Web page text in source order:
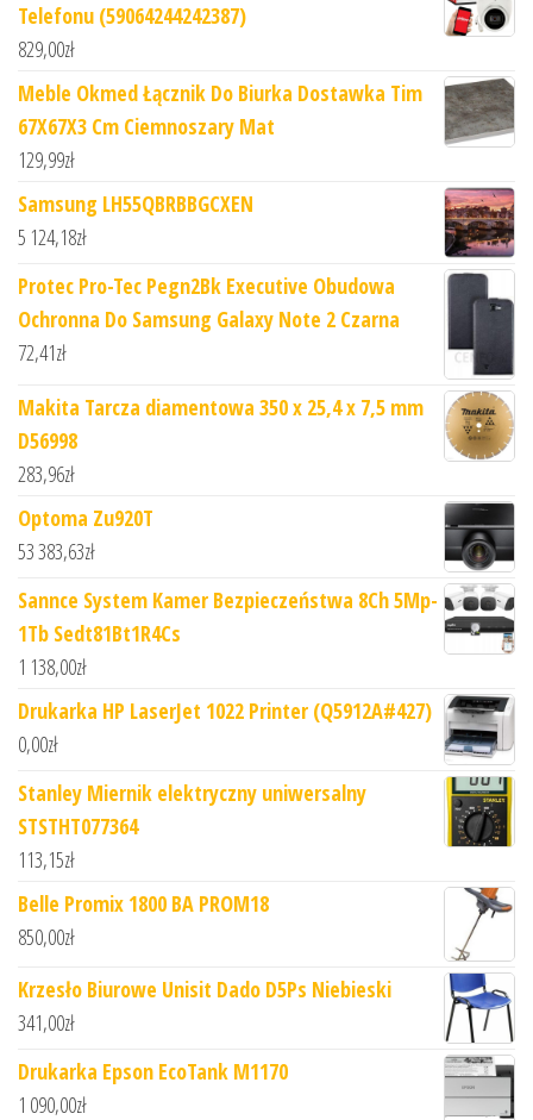
Telefonu (59064244242387)
829,00zł
Meble Okmed Łącznik Do Biurka Dostawka Tim
67X67X3 Cm Ciemnoszary Mat
129,99zł
Samsung LH55QBRBBGCXEN
5 124,18zł
Protec Pro-Tec Pegn2Bk Executive Obudowa
Ochronna Do Samsung Galaxy Note 2 Czarna
72,41zł
Makita Tarcza diamentowa 350 x 25,4 x 7,5 mm
D56998
283,96zł
Optoma Zu920T
53 383,63zł
Sannce System Kamer Bezpieczeństwa 8Ch 5Mp-
1Tb Sedt81Bt1R4Cs
1 138,00zł
Drukarka HP LaserJet 1022 Printer (Q5912A#427)
0,00zł
Stanley Miernik elektryczny uniwersalny
STSTHT077364
113,15zł
Belle Promix 1800 BA PROM18
850,00zł
Krzesło Biurowe Unisit Dado D5Ps Niebieski
341,00zł
Drukarka Epson EcoTank M1170
1 090,00zł